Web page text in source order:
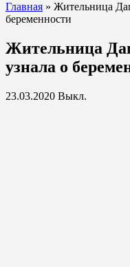
Главная » Жительница
беременности
Жительница
узнала о
23.03.2020 Выкл.